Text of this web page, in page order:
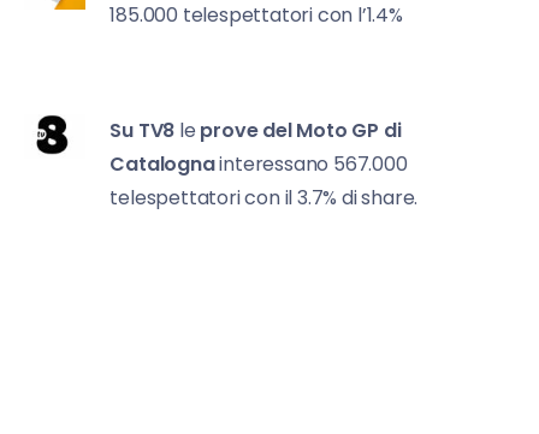
185.000 telespettatori con l’1.4%
Su TV8 le prove del Moto GP di
Catalognainteressano 567.000
telespettatori con il 3.7% di share.